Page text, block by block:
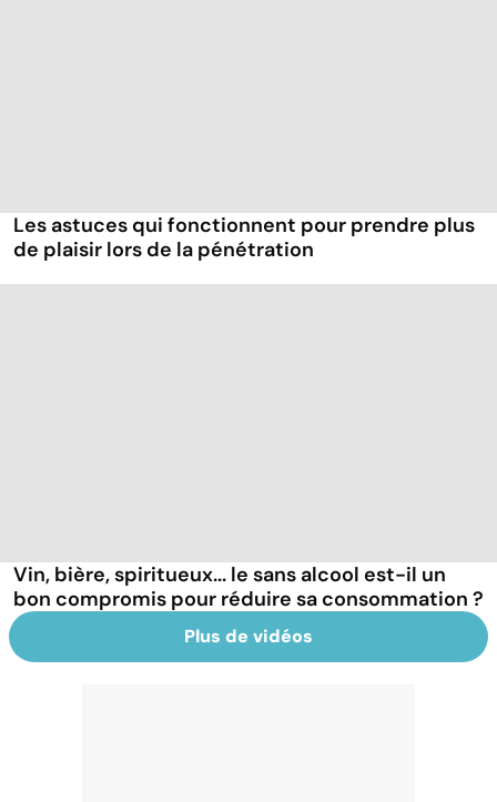
Les astuces qui fonctionnent pour prendre plus
de plaisir lors de la pénétration
Vin, bière, spiritueux... le sans alcool est-il un
bon compromis pour réduire sa consommation ?
Plus de vidéos